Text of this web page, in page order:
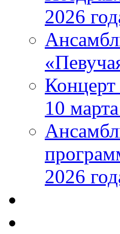
2026
Концерт
10
2026